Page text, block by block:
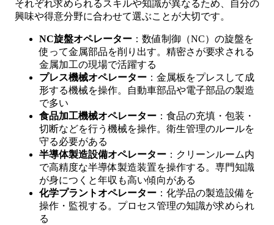
それぞれ求められるスキルや知識が異なるため、自分の
興味や得意分野に合わせて選ぶことが大切です。
NC旋盤オペレーター ：数値制御（NC）の旋盤を
使って金属部品を削り出す。精密さが要求される
金属加工の現場で活躍する
プレス機械オペレーター ：金属板をプレスして成
形する機械を操作。自動車部品や電子部品の製造
で多い
食品加工機械オペレーター ：食品の充填・包装・
切断などを行う機械を操作。衛生管理のルールを
守る必要がある
半導体製造設備オペレーター ：クリーンルーム内
で高精度な半導体製造装置を操作する。専門知識
が身につくと年収も高い傾向がある
化学プラントオペレーター ：化学品の製造設備を
操作・監視する。プロセス管理の知識が求められ
る